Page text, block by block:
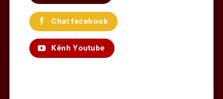
Chat facebook
Kênh Youtube